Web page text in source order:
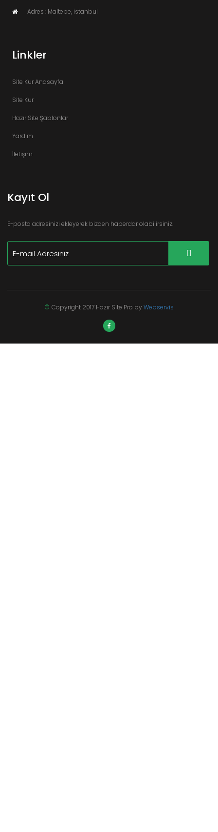
Adres : Maltepe, İstanbul
Linkler
Site Kur Anasayfa
Site Kur
Hazır Site Şablonlar
Yardım
İletişim
Kayıt Ol
E-posta adresinizi ekleyerek bizden haberdar olabilirsiniz.
© Copyright 2017 Hazır Site Pro by Webservis